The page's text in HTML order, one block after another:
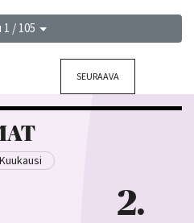
1 / 105
SEURAAVA
Kuukausi
2